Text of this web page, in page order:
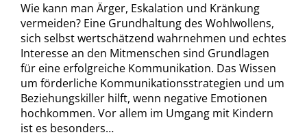
Wie kann man Ärger, Eskalation und Kränkung
vermeiden? Eine Grundhaltung des Wohlwollens,
sich selbst wertschätzend wahrnehmen und echtes
Interesse an den Mitmenschen sind Grundlagen
für eine erfolgreiche Kommunikation. Das Wissen
um förderliche Kommunikationsstrategien und um
Beziehungskiller hilft, wenn negative Emotionen
hochkommen. Vor allem im Umgang mit Kindern
ist es besonders…